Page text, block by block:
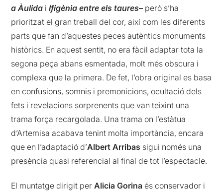
a Àulida iIfigènia entre els taures– però s’ha
prioritzat el gran treball del cor, així com les diferents
parts que fan d’aquestes peces autèntics monuments
històrics. En aquest sentit, no era fàcil adaptar tota la
segona peça abans esmentada, molt més obscura i
complexa que la primera. De fet, l’obra original es basa
en confusions, somnis i premonicions, ocultació dels
fets i revelacions sorprenents que van teixint una
trama força recargolada. Una trama on l’estàtua
d’Artemisa acabava tenint molta importància, encara
que en l’adaptació d’Albert Arribas sigui només una
presència quasi referencial al final de tot l’espectacle.
El muntatge dirigit perAlicia Gorina és conservador i